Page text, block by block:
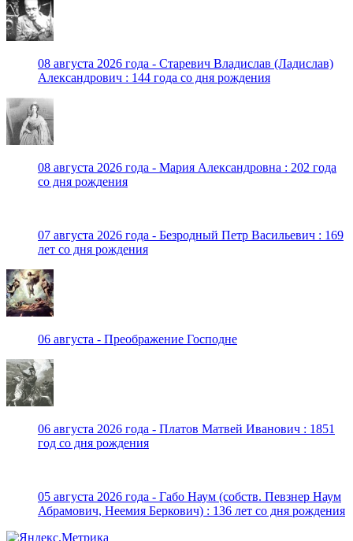
08 августа 2026 года - Старевич Владислав (Ладислав)
Александрович : 144 года со дня рождения
08 августа 2026 года - Мария Александровна : 202 года
со дня рождения
07 августа 2026 года - Безродный Петр Васильевич : 169
лет со дня рождения
06 августа - Преображение Господне
06 августа 2026 года - Платов Матвей Иванович : 1851
год со дня рождения
05 августа 2026 года - Габо Наум (собств. Певзнер Наум
Абрамович, Неемия Беркович) : 136 лет со дня рождения